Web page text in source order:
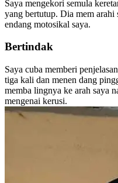
Saya mengekori semula
yang bertutup. Dia mem arahi
endang motosikal saya.
Bertindak
Saya cuba memberi
tiga kali dan menen dang
memba lingnya ke arah saya
mengenai kerusi.